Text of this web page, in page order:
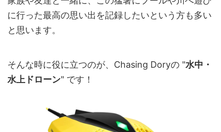
に行った最高の思い出を記録したいという方も多い
と思います。
そんな時に役に立つのが、Chasing Doryの "水中・
水上ドローン" です！